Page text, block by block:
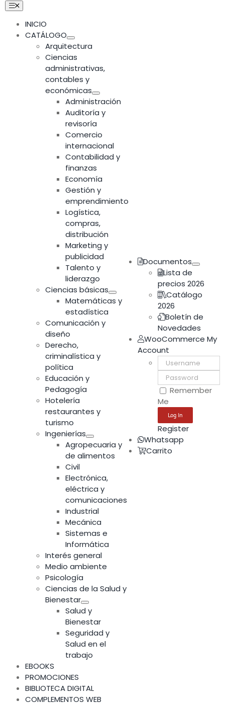
Skip
content
Toggle
Navigation
INICIO
CATÁLOGO
Arquitectura
Ciencias
administrativas,
contables y
económicas
Administración
Auditoría y
revisoría
Comercio
internacional
Contabilidad y
finanzas
Economía
Gestión y
emprendimiento
Logística,
compras,
distribución
Marketing y
publicidad
Talento y
liderazgo
Ciencias básicas
Matemáticas y
estadística
Comunicación y
diseño
Derecho,
criminalística y
política
Educación y
Pedagogía
Hotelería
restaurantes y
turismo
Ingenierías
Agropecuaria y
de alimentos
Civil
Electrónica,
eléctrica y
comunicaciones
Industrial
Mecánica
Sistemas e
Informática
Interés general
Medio ambiente
Psicología
Ciencias de la Salud y
Bienestar
Salud y
Bienestar
Seguridad y
Salud en el
trabajo
EBOOKS
PROMOCIONES
BIBLIOTECA DIGITAL
COMPLEMENTOS WEB
Documentos
Lista de
precios 2026
Catálogo
2026
Boletín de
Novedades
WooCommerce My
Account
Username:
Password:
Remember
Me
Register
Whatsapp
Carrito